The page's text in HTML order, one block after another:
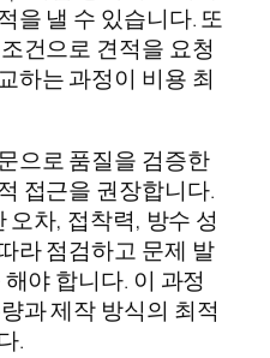
을 낼 수 있습니다. 또
건으로 견적을 요청
하는 과정이 비용 최
으로 품질을 검증한
접근을 권장합니다.
오차, 접착력, 방수 성
라 점검하고 문제 발
야 합니다. 이 과정
과 제작 방식의 최적
.